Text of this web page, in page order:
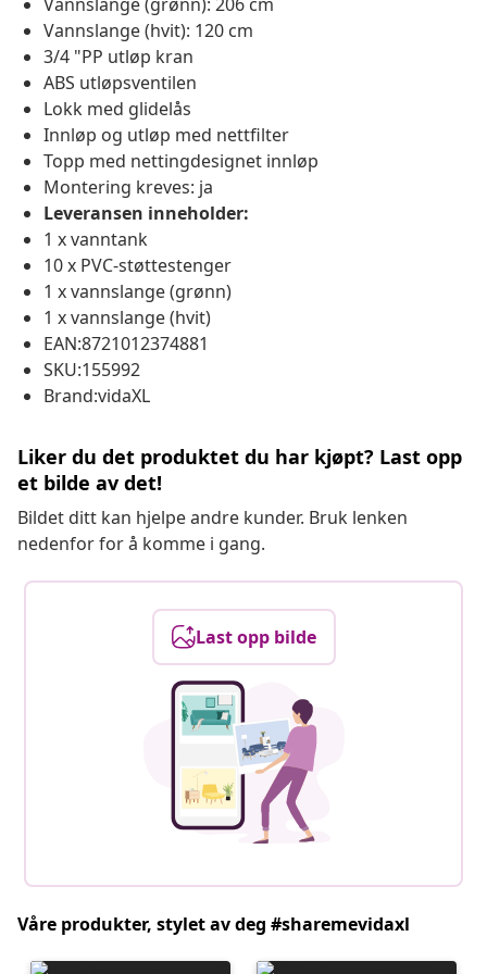
Vannslange (hvit): 120 cm
3/4 "PP utløp kran
ABS utløpsventilen
Lokk med glidelås
Innløp og utløp med nettfilter
Topp med nettingdesignet innløp
Montering kreves: ja
Leveransen inneholder:
1 x vanntank
10 x PVC-støttestenger
1 x vannslange (grønn)
1 x vannslange (hvit)
EAN:8721012374881
SKU:155992
Brand:vidaXL
Liker du det produktet du har kjøpt? Last opp
et bilde av det!
Bildet ditt kan hjelpe andre kunder. Bruk lenken
nedenfor for å komme i gang.
Last opp bilde
Våre produkter, stylet av deg #sharemevidaxl